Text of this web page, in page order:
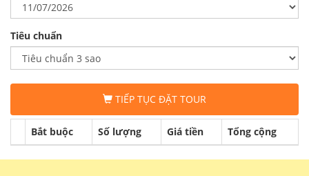
Tiêu chuẩn
TIẾP TỤC ĐẶT TOUR
Bắt buộc Số lượng Giá tiền Tổng cộng